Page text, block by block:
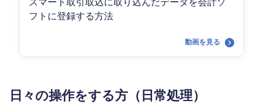
フトに登録する方法
動画を見る
日々の操作をする方（日常処理）